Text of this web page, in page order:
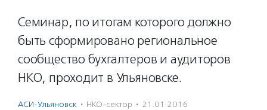
Семинар, по итогам которого должно
быть сформировано региональное
сообщество бухгалтеров и аудиторов
НКО, проходит в Ульяновске.
АСИ-Ульяновск · НКО-сектор · 21.01.2016